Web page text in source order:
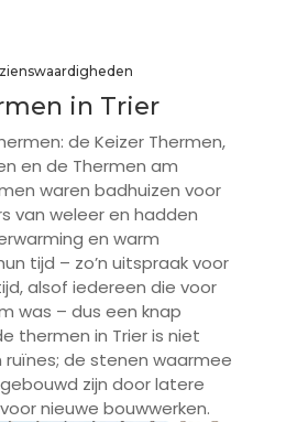
in Trier
de Keizer Thermen,
en de Thermen am
waren badhuizen voor
van weleer en hadden
en warm
tijd – zo’n uitspraak voor
alsof iedereen die voor
was – dus een knap
thermen in Trier is niet
de stenen waarmee
zijn door latere
nieuwe bouwwerken.